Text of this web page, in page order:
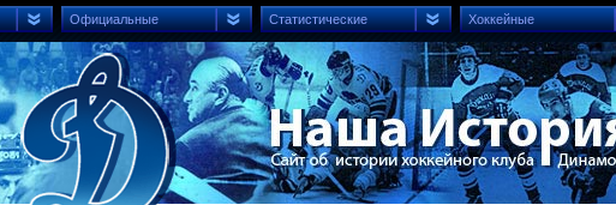
Официальные Статистические Хоккейные